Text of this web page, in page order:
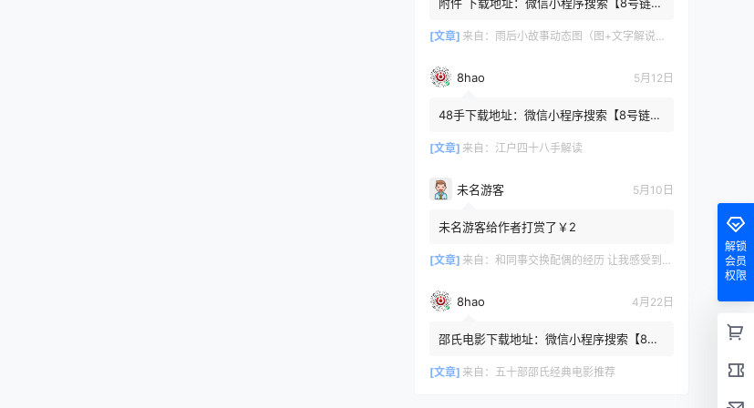
或保存下方二维码微信里...
[文章] 来自： 雨后小故事动态图（图+文字解说版）
8hao 5月12日
48手下载地址：微信小程序搜索【8号链
或保存下方二维码微信里识别
[文章] 来自： 江户四十八手解读
未名游客 5月10日
未名游客给作者打赏了￥2
[文章] 来自： 和同事交换配偶的经历 让我感受到了从未有过的快乐
8hao 4月22日
邵氏电影下载地址：微信小程序搜索【8号
令或保存下方二维码微...
[文章] 来自： 五十部邵氏经典电影推荐
解锁
会员
权限